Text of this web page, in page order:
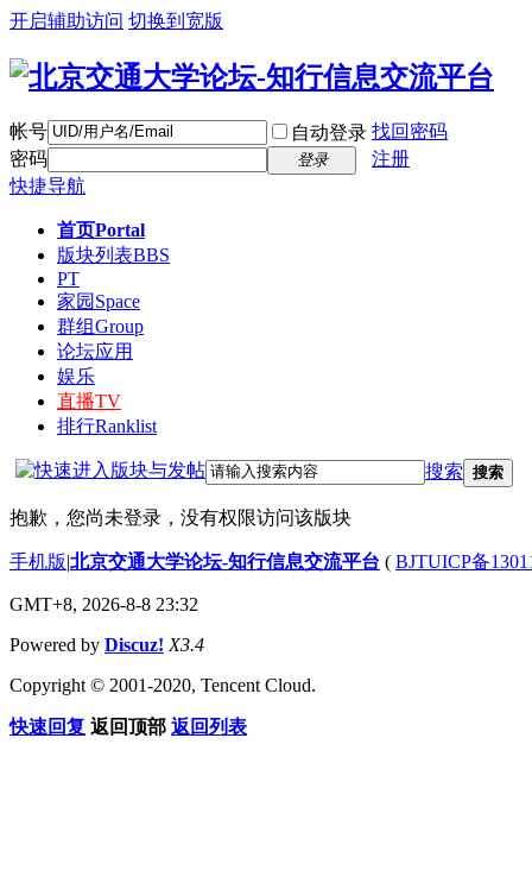
开启辅助访问 切换到宽版
帐号 自动登录 找回密码
密码
登录
注册
快捷导航
首页Portal
版块列表BBS
PT
家园 Space
群组Group
论坛应用
娱乐
直播TV
排行Ranklist
搜索 搜索
抱歉，您尚未登录，没有权限访问该版块
手机版|北京交通大学论坛-知行信息交流平台 ( BJTUICP备
GMT+8, 2026-8-8 23:32
Powered by Discuz! X3.4
Copyright © 2001-2020, Tencent Cloud.
快速回复 返回顶部 返回列表